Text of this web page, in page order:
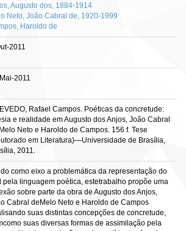
Augusto dos, 1884-1914
Neto, João Cabral de, 1920-1999
Haroldo de
2011
2011
Rafael Campos. Poéticas da concretude:
e realidade em Augusto dos Anjos, João Cabral
Neto e Haroldo de Campos. 156 f. Tese
em Literatura)—Universidade de Brasília,
2011.
como eixo a problemática da representação do
pela linguagem poética, estetrabalho propõe uma
sobre parte da obra de Augusto dos Anjos,
Cabral deMelo Neto e Haroldo de Campos
suas distintas concepções de concretude,
suas diversas formas de assimilação pela